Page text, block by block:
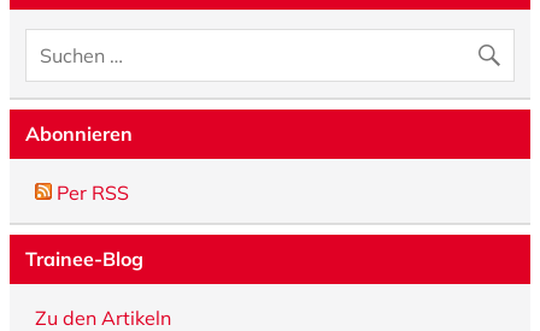
Abonnieren
Per RSS
Trainee-Blog
Zu den Artikeln